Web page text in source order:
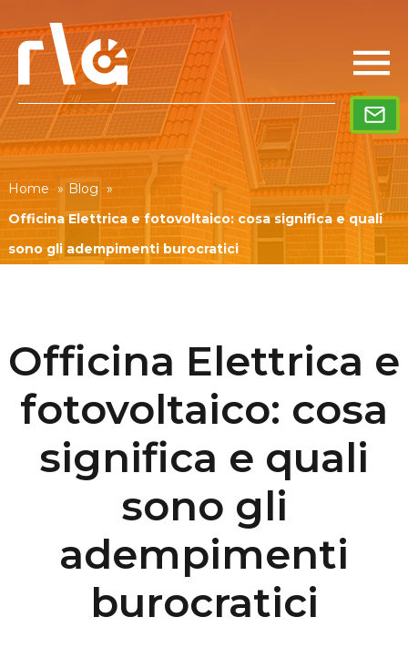
Home » Blog »
Officina Elettrica e fotovoltaico: cosa significa e quali
sono gli adempimenti burocratici
Officina Elettrica e
fotovoltaico: cosa
significa e quali
sono gli
adempimenti
burocratici